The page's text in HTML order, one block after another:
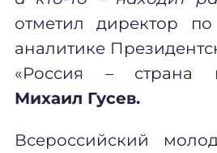
отметил директор
аналитике
«Россия – страна
Михаил Гусев.
Всероссийский